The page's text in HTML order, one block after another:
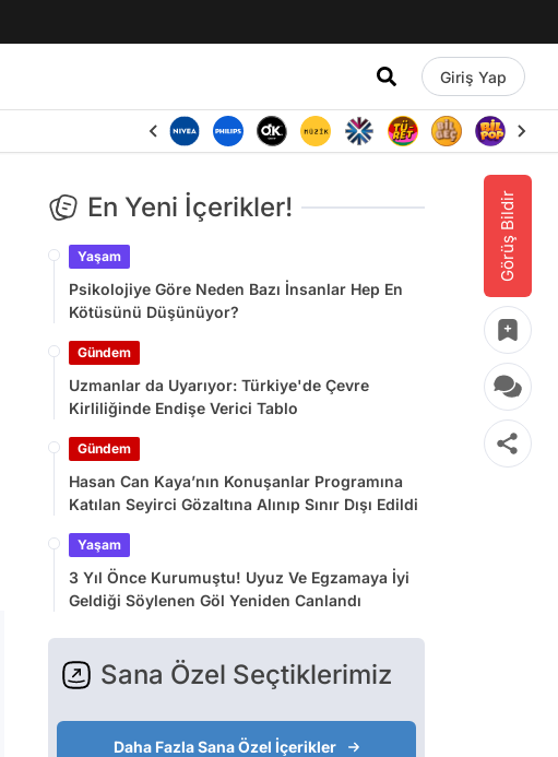
Giriş Yap
Görüş Bildir
En Yeni İçerikler!
Yaşam
Psikolojiye Göre Neden Bazı İnsanlar Hep En
Kötüsünü Düşünüyor?
Gündem
Uzmanlar da Uyarıyor: Türkiye'de Çevre
Kirliliğinde Endişe Verici Tablo
Gündem
Hasan Can Kaya’nın Konuşanlar Programına
Katılan Seyirci Gözaltına Alınıp Sınır Dışı Edildi
Yaşam
3 Yıl Önce Kurumuştu! Uyuz Ve Egzamaya İyi
Geldiği Söylenen Göl Yeniden Canlandı
Sana Özel Seçtiklerimiz
Daha Fazla Sana Özel İçerikler